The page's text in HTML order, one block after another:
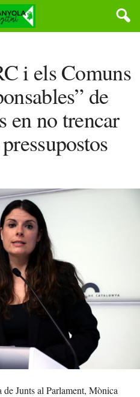
i els Comuns
de
en no trencar
Junts al Parlament, Mònica